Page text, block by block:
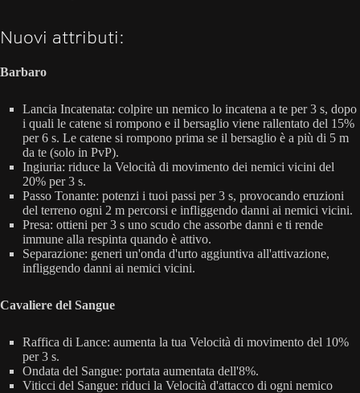
Nuovi attributi:
Barbaro
Lancia Incatenata: colpire un nemico lo incatena a te per 3 s, dopo
i quali le catene si rompono e il bersaglio viene rallentato del 15%
per 6 s. Le catene si rompono prima se il bersaglio è a più di 5 m
da te (solo in PvP).
Ingiuria: riduce la Velocità di movimento dei nemici vicini del
20% per 3 s.
Passo Tonante: potenzi i tuoi passi per 3 s, provocando eruzioni
del terreno ogni 2 m percorsi e infliggendo danni ai nemici vicini.
Presa: ottieni per 3 s uno scudo che assorbe danni e ti rende
immune alla respinta quando è attivo.
Separazione: generi un'onda d'urto aggiuntiva all'attivazione,
infliggendo danni ai nemici vicini.
Cavaliere del Sangue
Raffica di Lance: aumenta la tua Velocità di movimento del 10%
per 3 s.
Ondata del Sangue: portata aumentata dell'8%.
Viticci del Sangue: riduci la Velocità d'attacco di ogni nemico